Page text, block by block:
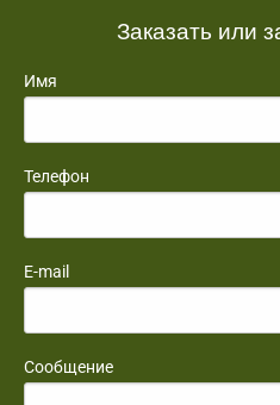
Заказать или
Имя
Телефон
E-mail
Сообщение